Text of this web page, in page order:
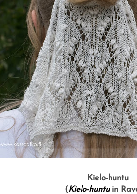
Kielo-huntu
(Kielo-huntuin